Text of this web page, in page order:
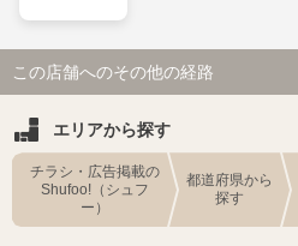
この店舗へのその他の経路
エリアから探す
チラシ・広告掲載の
Shufoo!（シュフ
ー）
都道府県から
探す